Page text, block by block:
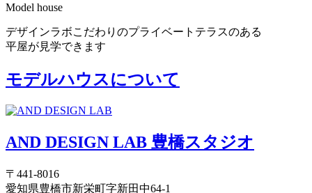
Model house
デザインラボこだわりのプライベートテラスのある
平屋が見学できます
モデルハウスについて
AND DESIGN LAB 豊橋スタジオ
〒441-8016
愛知県豊橋市新栄町字新田中64-1